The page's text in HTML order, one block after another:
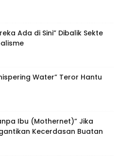
Ada di Sini” Dibalik Sekte
Water” Teror Hantu
Ibu (Mothernet)” Jika
Kecerdasan Buatan